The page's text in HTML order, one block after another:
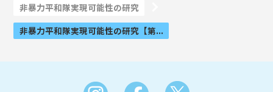
非暴力平和隊実現可能性の研究
非暴力平和隊実現可能性の研究【第...